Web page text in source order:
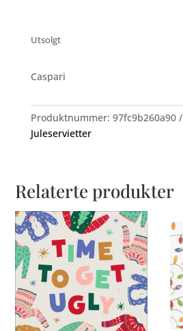
Utsolgt
Caspari
Produktnummer: 97fc9b260a90
Juleservietter
Relaterte produkter